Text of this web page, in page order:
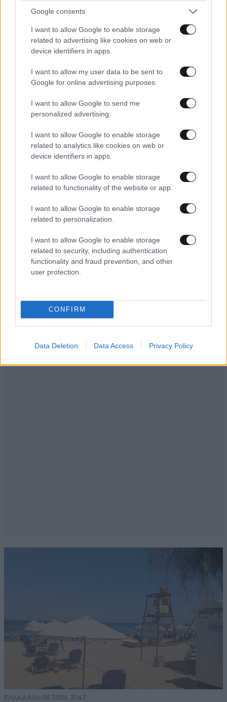
Google consents
I want to allow Google to enable storage
related to advertising like cookies on web or
device identifiers in apps.
I want to allow my user data to be sent to
Google for online advertising purposes.
I want to allow Google to send me
personalized advertising.
I want to allow Google to enable storage
related to analytics like cookies on web or
device identifiers in apps.
I want to allow Google to enable storage
related to functionality of the website or app.
I want to allow Google to enable storage
related to personalization.
I want to allow Google to enable storage
related to security, including authentication
functionality and fraud prevention, and other
user protection.
CONFIRM
Data Deletion Data Access Privacy Policy
Ζώδια σήμερα: Η Σελήνη στους Διδύμους
φέρνει ανατροπές – Ποιοι δέχονται την
ΕΛΛΑΔΑ06·08·2026 21:47